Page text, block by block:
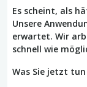
Es scheint, als
Unsere
erwartet. Wir
schnell wie
Was Sie jetzt